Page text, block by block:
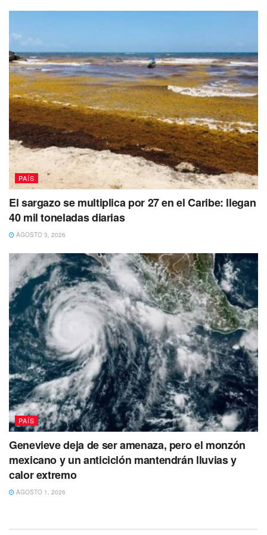
PAÍS
El sargazo se multiplica por 27 en el Caribe: llegan
40 mil toneladas diarias
AGOSTO 3, 2026
PAÍS
Genevieve deja de ser amenaza, pero el monzón
mexicano y un anticiclón mantendrán lluvias y
calor extremo
AGOSTO 1, 2026